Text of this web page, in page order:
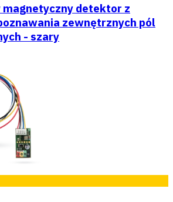
detektor z
zewnętrznych pól
- szary